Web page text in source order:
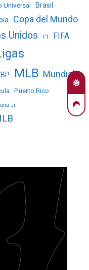
Universal Brasil
Copa del Mundo
Unidos F1 FIFA
MLB Mundial
Puerto Rico
Jr.